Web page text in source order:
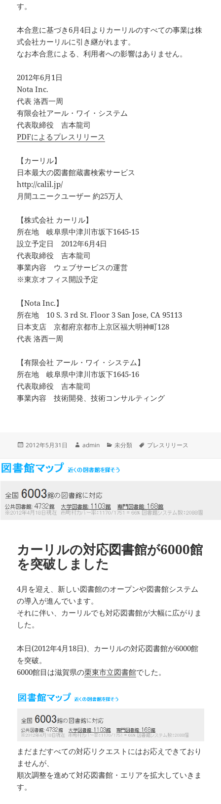
す。
本合意に基づき6月4日よりカーリルのすべての事業は株
式会社カーリルに引き継がれます。
なお本合意による、利用者への影響はありません。
2012年6月1日
Nota Inc.
代表 洛西一周
有限会社アール・ワイ・システム
代表取締役 吉本龍司
PDFによるプレスリリース
【カーリル】
日本最大の図書館蔵書検索サービス
http://calil.jp/
月間ユニークユーザー 約25万人
【株式会社 カーリル】
所在地 岐阜県中津川市坂下1645-15
設立予定日 2012年6月4日
代表取締役 吉本龍司
事業内容 ウェブサービスの運営
※東京オフィス開設予定
【Nota Inc.】
所在地 10 S. 3 rd St. Floor 3 San Jose, CA 95113
日本支店 京都府京都市上京区福大明神町128
代表 洛西一周
【有限会社 アール・ワイ・システム】
所在地 岐阜県中津川市坂下1645-16
代表取締役 吉本龍司
事業内容 技術開発、技術コンサルティング
投
日:
2012年5月31日
作
admin
カ
リ
未分類
タ
プレスリリース
カーリルの対応図書館が6000館
を突破しました
4月を迎え、新しい図書館のオープンや図書館システム
の導入が進んでいます。
それに伴い、カーリルでも対応図書館が大幅に広がりま
した。
本日(2012年4月18日)、カーリルの対応図書館が6000館
を突破。
6000館目は滋賀県の栗東市立図書館でした。
まだまだすべての対応リクエストにはお応えできており
ませんが、
順次調整を進めて対応図書館・エリアを拡大していきま
す。